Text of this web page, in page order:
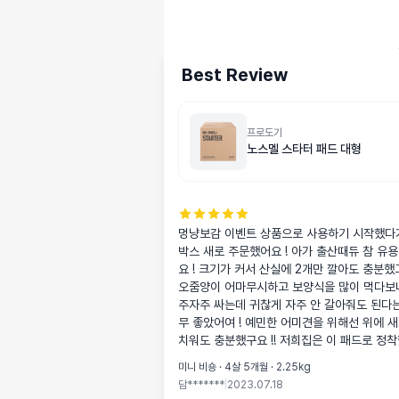
Best Review
프로도기
노스멜 스타터 패드 대형
멍냥보감 이벤트 상품으로 사용하기 시작했
박스 새로 주문했어요 ! 아가 출산때듀 참 유
요 ! 크기가 커서 산실에 2개만 깔아도 충분했
오줌양이 어마무시하고 보양식을 많이 먹다
주자주 싸는데 귀찮게 자주 안 갈아줘도 된다
무 좋았어여 ! 예민한 어미견을 위해선 위에
치워도 충분했구요 !! 저희집은 이 패드로 정
미니 비숑 · 4살 5개월 · 2.25kg
담******* 2023.07.18